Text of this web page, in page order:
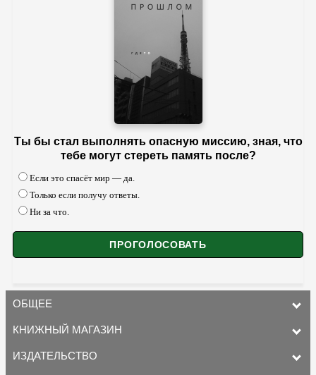
Ты бы стал выполнять опасную миссию, зная, что
тебе могут стереть память после?
Если это спасёт мир — да.
Только если получу ответы.
Ни за что.
ОБЩЕЕ
КНИЖНЫЙ МАГАЗИН
ИЗДАТЕЛЬСТВО